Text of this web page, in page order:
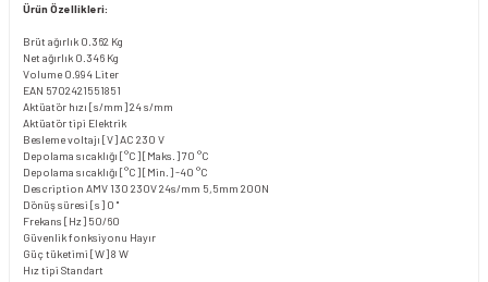
Ürün Özellikleri:
Brüt ağırlık 0.362 Kg
Net ağırlık 0.346 Kg
Volume 0.994 Liter
EAN 5702421551851
Aktüatör hızı [s/mm]24 s/mm
Aktüatör tipi Elektrik
Besleme voltajı [V] AC 230 V
Depolama sıcaklığı [°C] [Maks.]70 °C
Depolama sıcaklığı [°C] [Min.]-40 °C
Description AMV 130 230V 24s/mm 5,5mm 200N
Dönüş süresi [s] 0 "
Frekans [Hz] 50/60
Güvenlik fonksiyonu Hayır
Güç tüketimi [W]8 W
Hız tipi Standart